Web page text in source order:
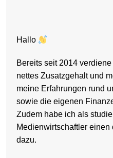
Hallo
Bereits seit 2014
nettes Zusatzgehalt und
meine Erfahrungen rund
sowie die eigenen
Zudem habe ich als
Medienwirtschaftler einen
dazu.